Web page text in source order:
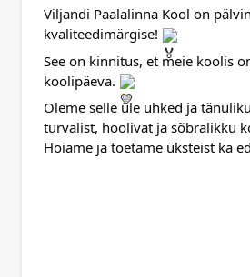
Viljandi Paalalinna Kool on
kvaliteedimärgise!
See on kinnitus, et meie koolis
koolipäeva.
Oleme selle üle uhked ja
turvalist, hoolivat ja sõbralikku
Hoiame ja toetame üksteist ka